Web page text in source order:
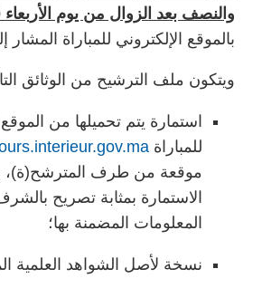
والنصف بعد الزوال من يوم الأربعاء 30 أبريل 2025
بالموقع الإلكتروني للمباراة المشار
ويتكون ملف الترشيح من الوثائق
استمارة يتم تحميلها من الموقع
للمباراة
موقعة من طرف المترشح(ة)،
الاستمارة بمثابة تصريح
المعلومات المضمنة بها؛
نسخة لأصل الشواهد العلمية